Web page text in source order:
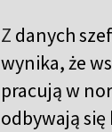
Z danych
wynika, że
pracują w
odbywają się